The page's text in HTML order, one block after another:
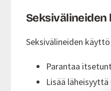
Seksivälineiden
Parantaa
Lisää